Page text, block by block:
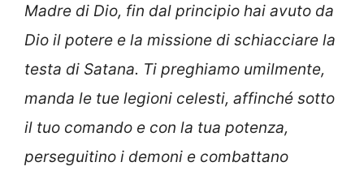
Madre di Dio, fin dal principio hai avuto da
Dio il potere e la missione di schiacciare la
testa di Satana. Ti preghiamo umilmente,
manda le tue legioni celesti, affinché sotto
il tuo comando e con la tua potenza,
perseguitino i demoni e combattano